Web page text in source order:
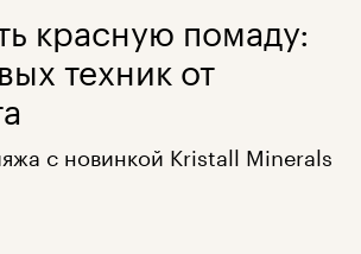
красную помаду:
техник от
с новинкой Kristall Minerals